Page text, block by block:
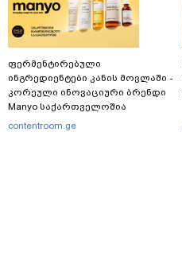
ფერმენტირებული
ინგრედიენტები კანის მოვლაში -
კორეული ინოვაციური ბრენდი
Manyo საქართველოშია
contentroom.ge